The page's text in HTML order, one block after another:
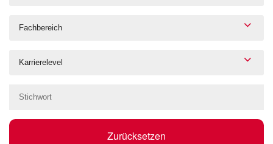
Fachbereich
Karrierelevel
Zurücksetzen